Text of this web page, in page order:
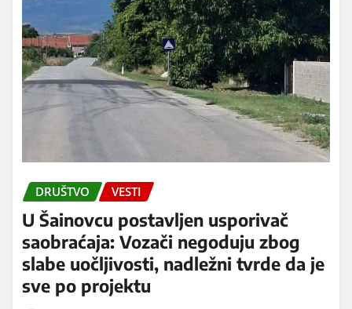
DRUŠTVO VESTI
U Šainovcu postavljen usporivač
saobraćaja: Vozači negoduju zbog
slabe uočljivosti, nadležni tvrde da je
sve po projektu